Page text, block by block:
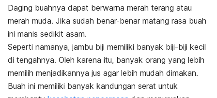
Daging buahnya dapat berwarna merah terang atau
merah muda. Jika sudah benar-benar matang rasa buah
ini manis sedikit asam.
Seperti namanya, jambu biji memiliki banyak biji-biji kecil
di tengahnya. Oleh karena itu, banyak orang yang lebih
memilih menjadikannya jus agar lebih mudah dimakan.
Buah ini memiliki banyak kandungan serat untuk